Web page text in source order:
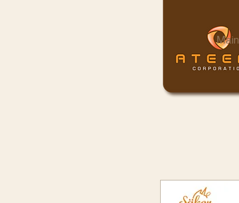
Main